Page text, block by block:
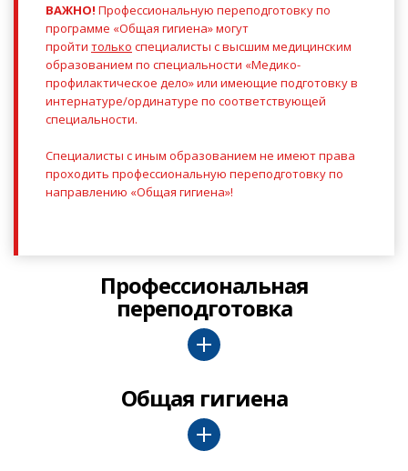
ВАЖНО! Профессиональную переподготовку по
программе «Общая гигиена» могут
пройти только специалисты с высшим медицинским
образованием по специальности «Медико-
профилактическое дело» или имеющие подготовку в
интернатуре/ординатуре по соответствующей
специальности.
Специалисты с иным образованием не имеют права
проходить профессиональную переподготовку по
направлению «Общая гигиена»!
Профессиональная
переподготовка
Общая гигиена